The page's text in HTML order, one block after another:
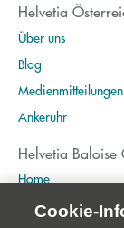
Helvetia
Über uns
Blog
Medienmitteilungen
Ankeruhr
Helvetia Baloise
Home
Publikationen
Cookie-